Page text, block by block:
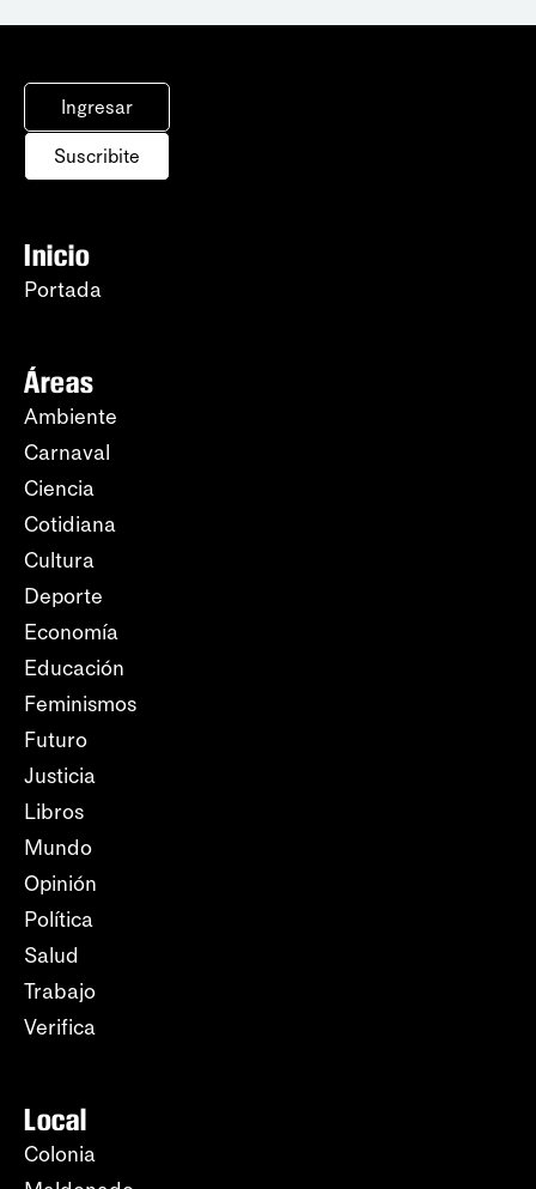
Ingresar
Suscribite
Inicio
Portada
Áreas
Ambiente
Carnaval
Ciencia
Cotidiana
Cultura
Deporte
Economía
Educación
Feminismos
Futuro
Justicia
Libros
Mundo
Opinión
Política
Salud
Trabajo
Verifica
Local
Colonia